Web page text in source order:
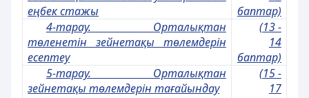
еңбек стажы
баптар)
4-тарау. Орталықтан
төленетiн зейнетақы төлемдерiн
есептеу
(13 -
14
баптар)
5-тарау. Орталықтан
зейнетақы төлемдерiн тағайындау
(15 -
17